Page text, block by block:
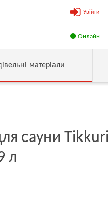
Увійти
Онлайн
матеріали
сауни
л